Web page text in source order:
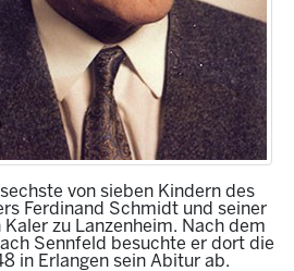
von sieben Kindern des
Ferdinand Schmidt und seiner
Kaler zu Lanzenheim. Nach dem
Sennfeld besuchte er dort die
in Erlangen sein Abitur ab.